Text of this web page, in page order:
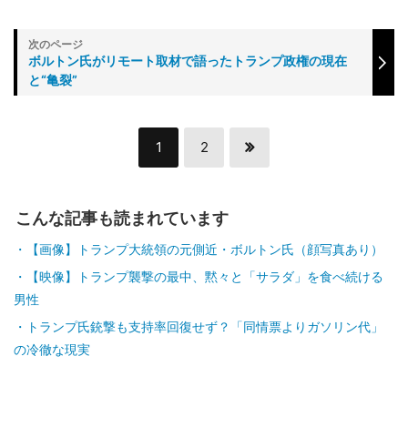
ボルトン氏がリモート取材で語ったトランプ政権の現在
と“亀裂”
1 2
こんな記事も読まれています
【画像】トランプ大統領の元側近・ボルトン氏（顔写真あり）
【映像】トランプ襲撃の最中、黙々と「サラダ」を食べ続ける
男性
トランプ氏銃撃も支持率回復せず？「同情票よりガソリン代」
の冷徹な現実